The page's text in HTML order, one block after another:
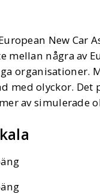
New Car
mellan några av
organisationer.
med olyckor.
av simulerade